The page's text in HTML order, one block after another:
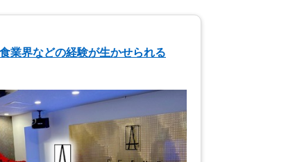
業界などの経験が生かせられる